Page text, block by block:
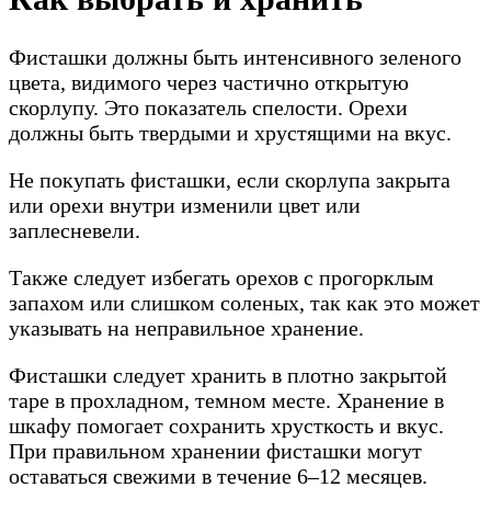
Фисташки должны быть интенсивного зеленого
цвета, видимого через частично открытую
скорлупу. Это показатель спелости. Орехи
должны быть твердыми и хрустящими на вкус.
Не покупать фисташки, если скорлупа закрыта
или орехи внутри изменили цвет или
заплесневели.
Также следует избегать орехов с прогорклым
запахом или слишком соленых, так как это может
указывать на неправильное хранение.
Фисташки следует хранить в плотно закрытой
таре в прохладном, темном месте. Хранение в
шкафу помогает сохранить хрусткость и вкус.
При правильном хранении фисташки могут
оставаться свежими в течение 6–12 месяцев.